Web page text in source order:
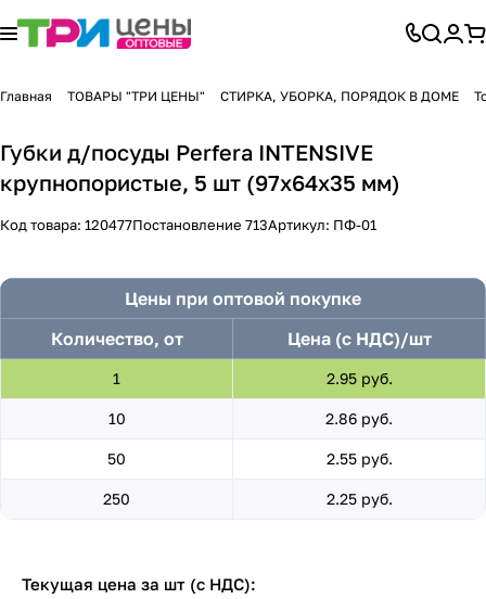
Главная ТОВАРЫ "ТРИ ЦЕНЫ" СТИРКА, УБОРКА, ПОРЯДОК В ДОМЕ
Губки д/посуды Perfera INTENSIVE
крупнопористые, 5 шт (97х64х35 мм)
Код товара: 120477Постановление 713Артикул: ПФ-01
Цены при оптовой покупке
Количество, от
Цена (с НДС)/шт
1 2.95 руб.
10 2.86 руб.
50 2.55 руб.
250 2.25 руб.
Текущая цена за шт (с НДС):